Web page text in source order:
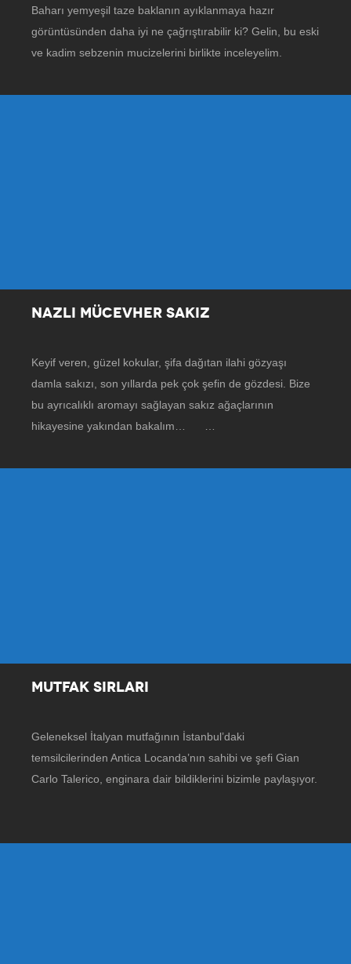
Baharı yemyeşil taze baklanın ayıklanmaya hazır
görüntüsünden daha iyi ne çağrıştırabilir ki? Gelin, bu eski
ve kadim sebzenin mucizelerini birlikte inceleyelim.
NAZLI MÜCEVHER SAKIZ
Keyif veren, güzel kokular, şifa dağıtan ilahi gözyaşı
damla sakızı, son yıllarda pek çok şefin de gözdesi. Bize
bu ayrıcalıklı aromayı sağlayan sakız ağaçlarının
hikayesine yakından bakalım… …
MUTFAK SIRLARI
Geleneksel İtalyan mutfağının İstanbul’daki
temsilcilerinden Antica Locanda’nın sahibi ve şefi Gian
Carlo Talerico, enginara dair bildiklerini bizimle paylaşıyor.